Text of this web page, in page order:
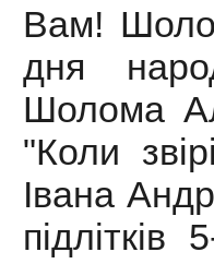
Вам!
дня
Шолома
"Коли
Івана